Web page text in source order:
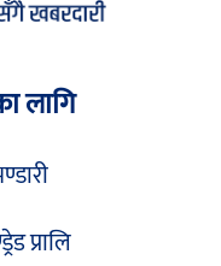
लागि
प्रालि